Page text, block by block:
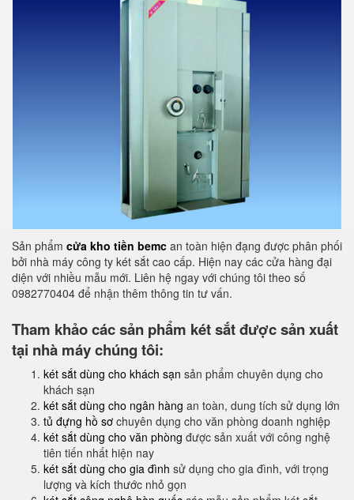
Sản phẩm cửa kho tiền bemc an toàn hiện đạng được phân phối
bởi nhà máy công ty két sắt cao cấp. Hiện nay các cửa hàng đại
diện với nhiều mẫu mới. Liên hệ ngay với chúng tôi theo số
0982770404 để nhận thêm thông tin tư vấn.
Tham khảo các sản phẩm két sắt được sản xuất
tại nhà máy chúng tôi:
két sắt dùng cho khách sạn sản phẩm chuyên dụng cho
khách sạn
két sắt dùng cho ngân hàng an toàn, dung tích sử dụng lớn
tủ đựng hồ sơ chuyên dụng cho văn phòng doanh nghiệp
két sắt dùng cho văn phòng được sản xuất với công nghệ
tiên tiến nhất hiện nay
két sắt dùng cho gia đình sử dụng cho gia đình, với trọng
lượng và kích thước nhỏ gọn